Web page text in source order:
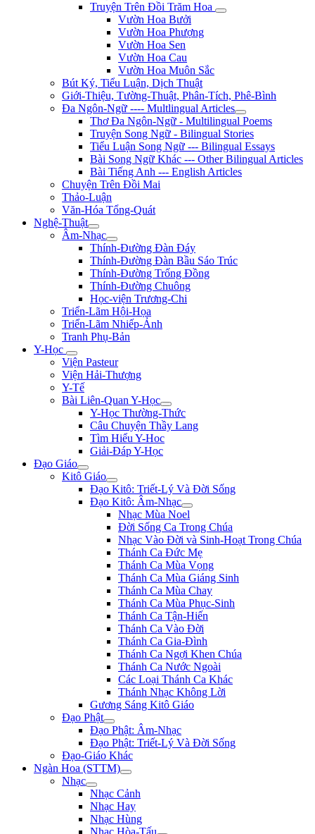
Truyện Trên Đồi Trăm Hoa
Vườn Hoa Bưởi
Vườn Hoa Phượng
Vườn Hoa Sen
Vườn Hoa Cau
Vườn Hoa Muôn Sắc
Bút Ký, Tiểu Luận, Dịch Thuật
Giới-Thiệu, Tường-Thuật, Phân-Tích, Phê-Bình
Đa Ngôn-Ngữ ---- Multlingual Articles
Thơ Đa Ngôn-Ngữ - Multilingual Poems
Truyện Song Ngữ - Bilingual Stories
Tiểu Luận Song Ngữ --- Bilingual Essays
Bài Song Ngữ Khác --- Other Bilingual Articles
Bài Tiếng Anh --- English Articles
Chuyện Trên Đồi Mai
Thảo-Luận
Văn-Hóa Tổng-Quát
Nghệ-Thuật
Âm-Nhạc
Thính-Đường Đàn Đáy
Thính-Đường Đàn Bầu Sáo Trúc
Thính-Đường Trống Đồng
Thính-Đường Chuông
Học-viện Trương-Chi
Triển-Lãm Hội-Họa
Triển-Lãm Nhiếp-Ảnh
Tranh Phụ-Bản
Y-Học
Viện Pasteur
Viện Hải-Thượng
Y-Tế
Bài Liên-Quan Y-Học
Y-Học Thường-Thức
Câu Chuyện Thầy Lang
Tìm Hiểu Y-Hoc
Giải-Đáp Y-Học
Đạo Giáo
Kitô Giáo
Đạo Kitô: Triết-Lý Và Đời Sống
Đạo Kitô: Âm-Nhạc
Nhạc Mùa Noel
Đời Sống Ca Trong Chúa
Nhạc Vào Đời và Sinh-Hoạt Trong Chúa
Thánh Ca Đức Mẹ
Thánh Ca Mùa Vọng
Thánh Ca Mùa Giáng Sinh
Thánh Ca Mùa Chay
Thánh Ca Mùa Phục-Sinh
Thánh Ca Tận-Hiến
Thánh Ca Vào Đời
Thánh Ca Gia-Đình
Thánh Ca Ngợi Khen Chúa
Thánh Ca Nước Ngoài
Các Loại Thánh Ca Khác
Thánh Nhạc Không Lời
Gương Sáng Kitô Giáo
Đạo Phật
Đạo Phật: Âm-Nhạc
Đạo Phật: Triết-Lý Và Đời Sống
Đạo-Giáo Khác
Ngàn Hoa (STTM)
Nhạc
Nhạc Cảnh
Nhạc Hay
Nhạc Hùng
Nhạc Hòa-Tấu